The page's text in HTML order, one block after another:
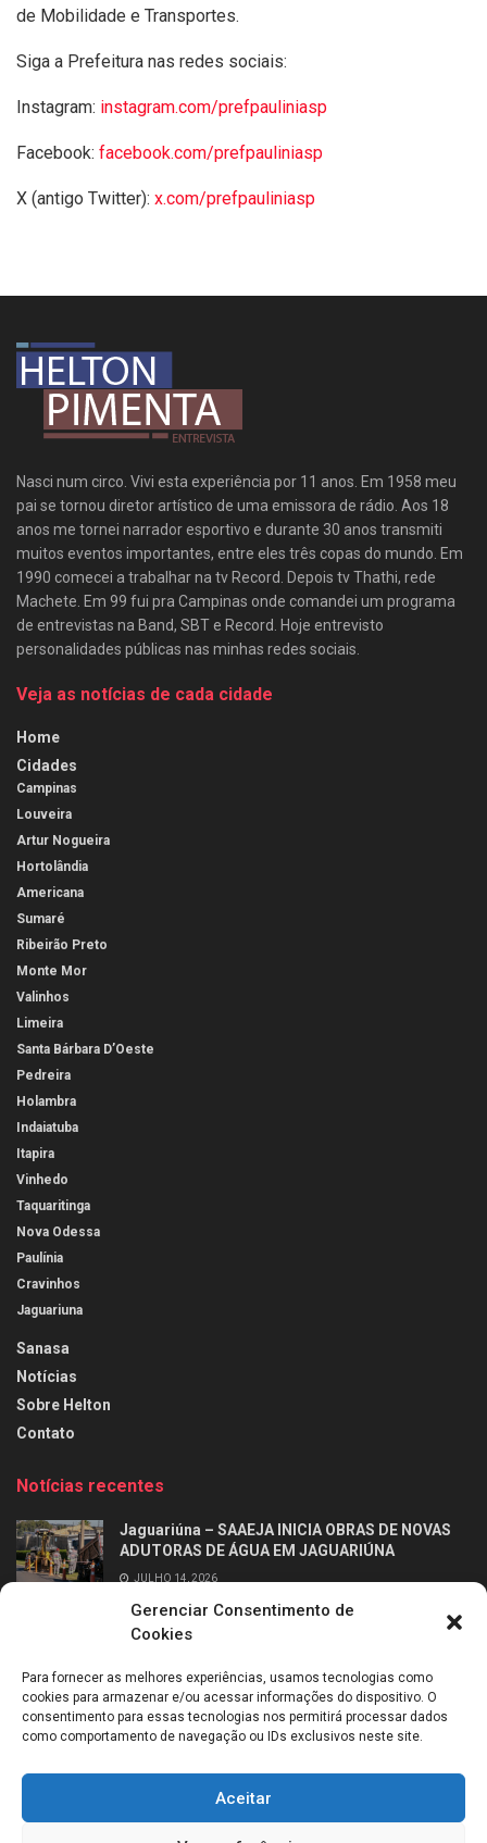
Gerenciar Consentimento de
Cookies
Para fornecer as melhores experiências, usamos tecnologias como
cookies para armazenar e/ou acessar informações do dispositivo. O
consentimento para essas tecnologias nos permitirá processar dados
como comportamento de navegação ou IDs exclusivos neste site.
Aceitar
de Mobilidade e Transportes.
Siga a Prefeitura nas redes sociais:
Instagram: instagram.com/prefpauliniasp
Facebook: facebook.com/prefpauliniasp
X (antigo Twitter): x.com/prefpauliniasp
Nasci num circo. Vivi esta experiência por 11 anos. Em 1958 meu
pai se tornou diretor artístico de uma emissora de rádio. Aos 18
anos me tornei narrador esportivo e durante 30 anos transmiti
muitos eventos importantes, entre eles três copas do mundo. Em
1990 comecei a trabalhar na tv Record. Depois tv Thathi, rede
Machete. Em 99 fui pra Campinas onde comandei um programa
de entrevistas na Band, SBT e Record. Hoje entrevisto
personalidades públicas nas minhas redes sociais.
Veja as notícias de cada cidade
Home
Cidades
Campinas
Louveira
Artur Nogueira
Hortolândia
Americana
Sumaré
Ribeirão Preto
Monte Mor
Valinhos
Limeira
Santa Bárbara D’Oeste
Pedreira
Holambra
Indaiatuba
Itapira
Vinhedo
Taquaritinga
Nova Odessa
Paulínia
Cravinhos
Jaguariuna
Sanasa
Notícias
Sobre Helton
Contato
Notícias recentes
Jaguariúna – SAAEJA INICIA OBRAS DE NOVAS
ADUTORAS DE ÁGUA EM JAGUARIÚNA
JULHO 14, 2026
Ribeirão Preto – Professor Alfabetizador chega
às salas de aula dos 2º anos da rede municipal
JULHO 14, 2026
Entre em contato